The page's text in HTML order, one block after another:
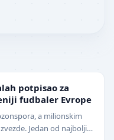
potpisao za
fudbaler Evrope
a milionskim
Jedan od najboljih